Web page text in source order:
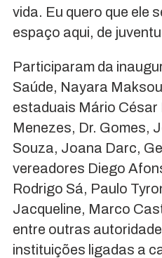
vida. Eu quero que ele
espaço aqui, de
Participaram da
Saúde, Nayara
estaduais Mário César
Menezes, Dr. Gomes,
Souza, Joana Darc,
vereadores Diego
Rodrigo Sá, Paulo
Jacqueline, Marco
entre outras
instituições ligadas a